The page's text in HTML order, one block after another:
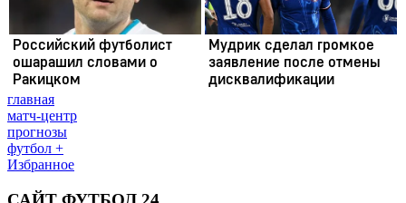
главная
матч-центр
прогнозы
футбол +
Избранное